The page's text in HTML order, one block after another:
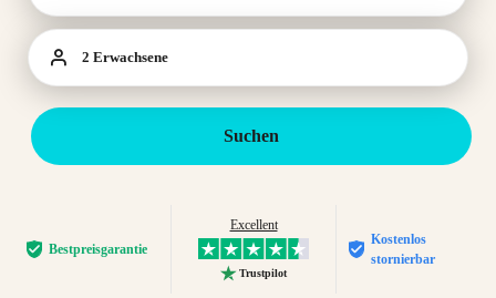
2 Erwachsene
Suchen
Bestpreis­garantie
Excellent
Trustpilot
Kostenlos
stornierbar